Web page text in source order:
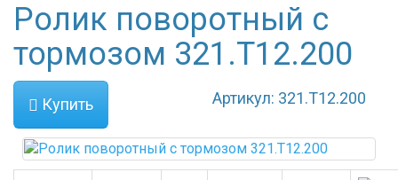
Ролик поворотный c
тормозом 321.T12.200
Купить Артикул: 321.T12.200